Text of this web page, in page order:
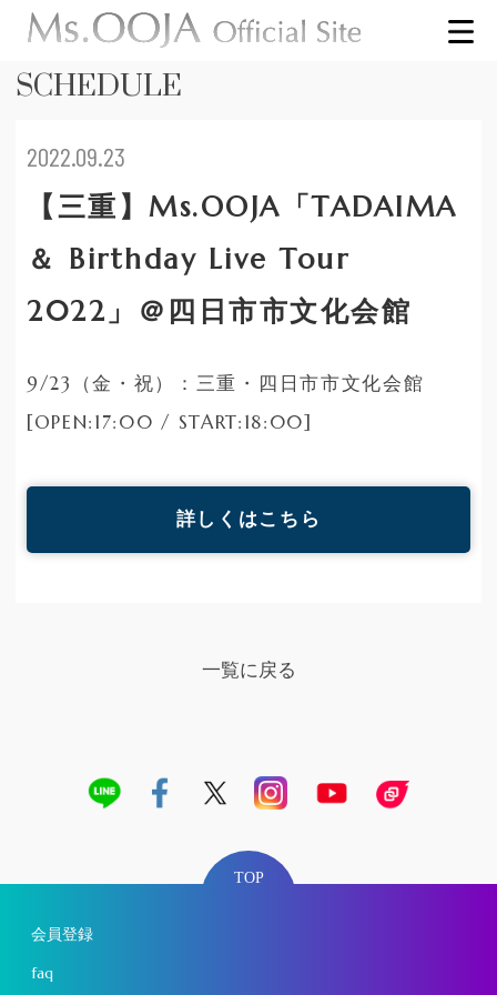
SCHEDULE
2022.09.23
【三重】Ms.OOJA「TADAIMA
＆ Birthday Live Tour
2022」＠四日市市文化会館
9/23（金・祝）：三重・四日市市文化会館
[OPEN:17:00 / START:18:00]
詳しくはこちら
一覧に戻る
TOP
会員登録
faq